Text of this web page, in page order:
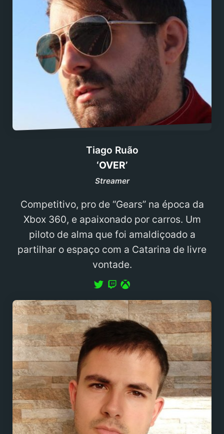
Tiago Ruão
‘OVER’
Streamer
Competitivo, pro de “Gears” na época da
Xbox 360, e apaixonado por carros. Um
piloto de alma que foi amaldiçoado a
partilhar o espaço com a Catarina de livre
vontade.